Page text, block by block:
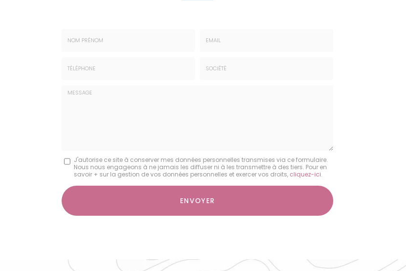
Message
J'autorise ce site à conserver mes données personnelles transmises via ce formulaire.
Nous nous engageons à ne jamais les diffuser ni à les transmettre à des tiers. Pour en
savoir + sur la gestion de vos données personnelles et exercer vos droits, cliquez-ici.
Acceptation
RGPD
*
ENVOYER